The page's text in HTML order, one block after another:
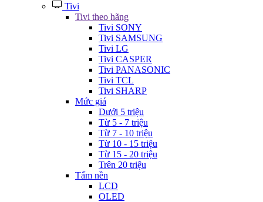
Tivi
Tivi theo hãng
Tivi SONY
Tivi SAMSUNG
Tivi LG
Tivi CASPER
Tivi PANASONIC
Tivi TCL
Tivi SHARP
Mức giá
Dưới 5 triệu
Từ 5 - 7 triệu
Từ 7 - 10 triệu
Từ 10 - 15 triệu
Từ 15 - 20 triệu
Trên 20 triệu
Tấm nền
LCD
OLED